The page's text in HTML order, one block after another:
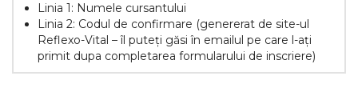
Linia 1: Numele cursantului
Linia 2: Codul de confirmare (genererat de site-ul
Reflexo-Vital – îl puteți găsi în emailul pe care l-ați
primit dupa completarea formularului de inscriere)